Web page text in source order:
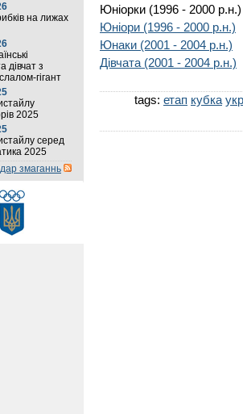
на лижах
дівчат з
гігант
2025
серед
2025
змаганнь
Юніорки (1996 - 2000 р.н.)
Юніори (1996 - 2000 р.н.)
Юнаки (2001 - 2004 р.н.)
Дівчата (2001 - 2004 р.н.)
tags: етап кубка